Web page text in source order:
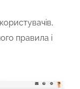
правила і